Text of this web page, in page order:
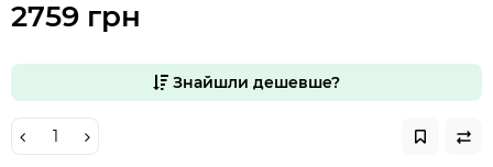
2759 грн
Знайшли дешевше?